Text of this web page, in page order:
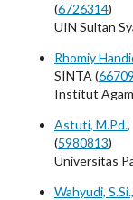
(6726314)
UIN Sultan
Rhomiy
SINTA (
Institut
Astuti, M.Pd.
(5980813)
Universitas
Wahyudi,